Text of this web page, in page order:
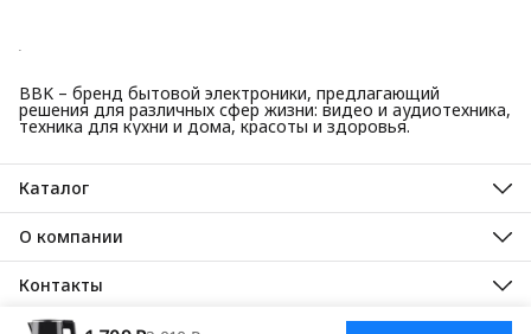
BBK – бренд бытовой электроники, предлагающий
решения для различных сфер жизни: видео и аудиотехника,
техника для кухни и дома, красоты и здоровья.
Каталог
Красота и здоровье
Техника для кухни
Техника для дома
ТВ, аудио, видео
О компании
О нас
Гарантийные обязательства
Контакты
Адрес